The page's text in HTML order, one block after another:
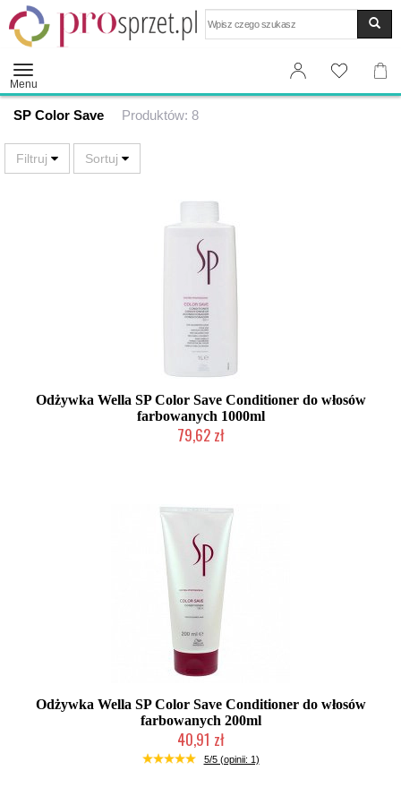
Menu
SP Color Save Produktów: 8
Odżywka Wella SP Color Save Conditioner do włosów
farbowanych 1000ml
79,62 zł
Odżywka Wella SP Color Save Conditioner do włosów
farbowanych 200ml
40,91 zł
Duża ilość (wysyłka w 24h)
5/5 (opinii: 1)